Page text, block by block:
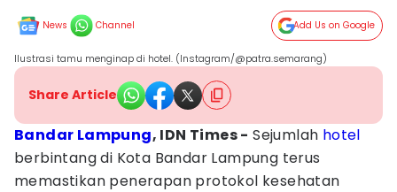
News Channel Add Us on Google
Ilustrasi tamu menginap di hotel. (Instagram/@patra.semarang)
Share Article
Bandar Lampung, IDN Times - Sejumlah hotel
berbintang di Kota Bandar Lampung terus
memastikan penerapan protokol kesehatan